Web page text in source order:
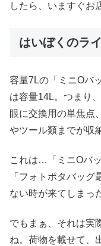
したら、いますぐお
はいぼくのラ
容量7Lの「ミニOバ
は容量14L。つまり
眼に交換用の単焦点
やツール類までが収
これは…「ミニOバ
「フォトポタバッ
ない時が来てしまっ
でもまぁ、それは実
ね。荷物を載せて、